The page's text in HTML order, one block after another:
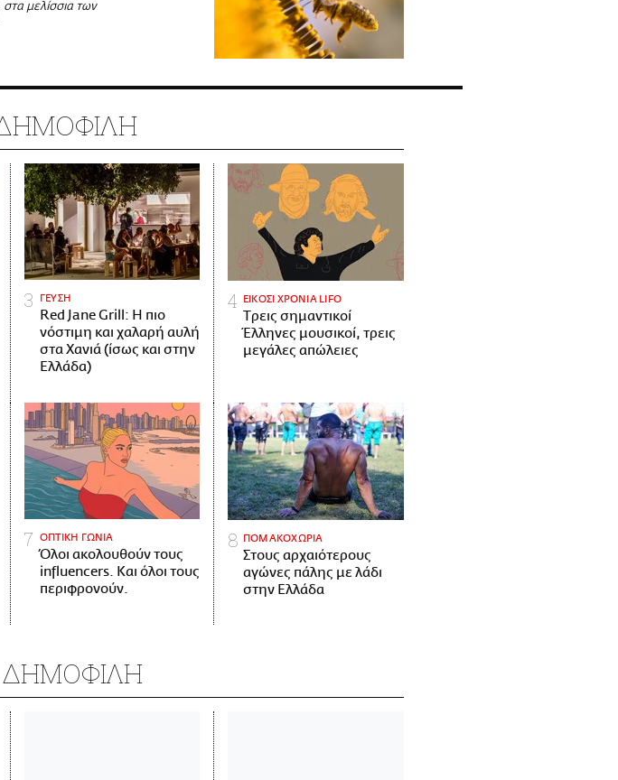
μελίσσια των
ΓΕΥΣΗ
Red Jane Grill: Η πιο
νόστιμη και χαλαρή αυλή
στα Χανιά (ίσως και στην
Ελλάδα)
ΕΙΚΟΣΙ ΧΡΟΝΙΑ LIFO
Tρεις σημαντικοί
Έλληνες μουσικοί, τρεις
μεγάλες απώλειες
ΟΠΤΙΚΗ ΓΩΝΙΑ
Όλοι ακολουθούν τους
influencers. Και όλοι τους
περιφρονούν.
ΠΟΜΑΚΟΧΩΡΙΑ
Στους αρχαιότερους
αγώνες πάλης με λάδι
στην Ελλάδα
ΔΗΜΟΦΙΛΗ